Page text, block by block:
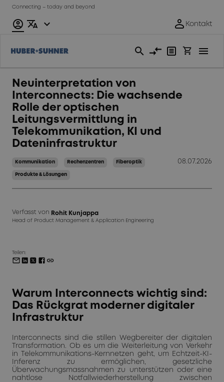
Connecting – today and beyond
Neuinterpretation von
Interconnects: Die wachsende
Rolle der optischen
Leitungsvermittlung in
Telekommunikation, KI und
Dateninfrastruktur
Kommunikation Rechenzentren Fiberoptik
Produkte & Lösungen
08.07.2026
Verfasst von Rohit Kunjappa
Head of Product Management & Application Engineering
Teilen:
Warum Interconnects wichtig sind:
Das Rückgrat moderner digitaler
Infrastruktur
Interconnects sind die stillen Wegbereiter der digitalen
Transformation. Ob es um die Weiterleitung von Verkehr
in Telekommunikations-Kernnetzen geht, um Echtzeit-KI-
Inferenz zu ermöglichen, gesetzliche
Überwachungsmassnahmen zu unterstützen oder eine
nahtlose Notfallwiederherstellung zwischen